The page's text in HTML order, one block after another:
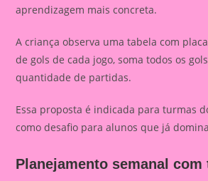
aprendizagem mais concreta.
A criança observa uma tabela com
de gols de cada jogo, soma todos os
quantidade de partidas.
Essa proposta é indicada para turmas
como desafio para alunos que já
Planejamento semanal com